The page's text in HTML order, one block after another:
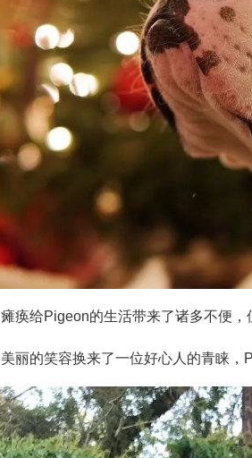
瘫痪给Pigeon的生活带来了诸多不便，
美丽的笑容换来了一位好心人的青睐